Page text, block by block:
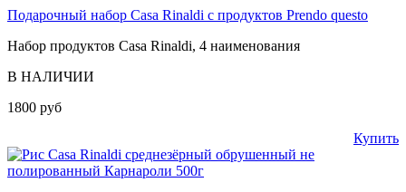
Подарочный набор Casa Rinaldi с продуктов Prendo questo
Набор продуктов Casa Rinaldi, 4 наименования
В НАЛИЧИИ
1800 руб
Купить